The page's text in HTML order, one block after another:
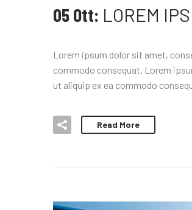
05 Ott: LOREM
Lorem ipsum dolor sit amet,
commodo consequat. Lorem
ut aliquip ex ea commodo
Read More